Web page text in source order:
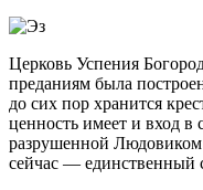
Церковь Успения
преданиям была
до сих пор хранится
ценность имеет и вход в
разрушенной
сейчас — единственный